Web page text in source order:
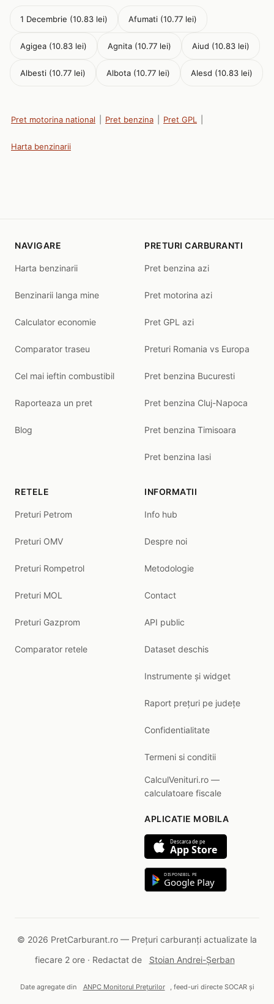
1 Decembrie (10.83 lei) Afumati (10.77 lei)
Agigea (10.83 lei) Agnita (10.77 lei) Aiud (10.83 lei)
Albesti (10.77 lei) Albota (10.77 lei) Alesd (10.83 lei)
Pret motorina national Pret benzina Pret GPL
Harta benzinarii
NAVIGARE
Harta benzinarii
Benzinarii langa mine
Calculator economie
Comparator traseu
Cel mai ieftin combustibil
Raporteaza un pret
Blog
PRETURI CARBURANTI
Pret benzina azi
Pret motorina azi
Pret GPL azi
Preturi Romania vs Europa
Pret benzina Bucuresti
Pret benzina Cluj-Napoca
Pret benzina Timisoara
Pret benzina Iasi
RETELE
Preturi Petrom
Preturi OMV
Preturi Rompetrol
Preturi MOL
Preturi Gazprom
Comparator retele
INFORMATII
Info hub
Despre noi
Metodologie
Contact
API public
Dataset deschis
Instrumente și widget
Raport prețuri pe județe
Confidentialitate
Termeni si conditii
CalculVenituri.ro —
calculatoare fiscale
APLICATIE MOBILA
Descarca de pe
App Store
DISPONIBIL PE
Google Play
© 2026 PretCarburant.ro — Prețuri carburanți actualizate la
fiecare 2 ore · Redactat de
Stoian Andrei-Șerban
Date agregate din ANPC Monitorul Prețurilor , feed-uri directe SOCAR și